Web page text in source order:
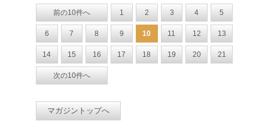
前の10件へ 1 2 3 4 5
6 7 8 9 10 11 12 13
14 15 16 17 18 19 20 21
次の10件へ
マガジントップへ